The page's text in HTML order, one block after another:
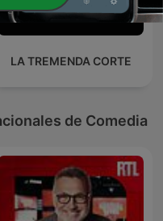
LA TREMENDA CORTE
de Comedia